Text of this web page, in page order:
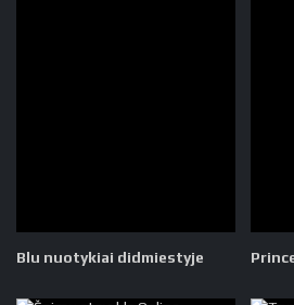
Blu nuotykiai didmiestyje